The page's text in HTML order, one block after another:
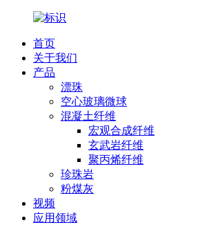
首页
关于我们
产品
漂珠
空心玻璃微球
混凝土纤维
宏观合成纤维
玄武岩纤维
聚丙烯纤维
珍珠岩
粉煤灰
视频
应用领域